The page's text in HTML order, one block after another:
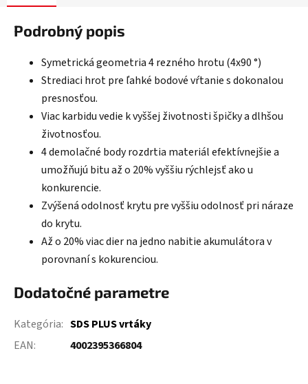
Podrobný popis
Symetrická geometria 4 rezného hrotu (4x90 °)
Strediaci hrot pre ľahké bodové vŕtanie s dokonalou
presnosťou.
Viac karbidu vedie k vyššej životnosti špičky a dlhšou
životnosťou.
4 demolačné body rozdrtia materiál efektívnejšie a
umožňujú bitu až o 20% vyššiu rýchlejsť ako u
konkurencie.
Zvýšená odolnosť krytu pre vyššiu odolnosť pri náraze
do krytu.
Až o 20% viac dier na jedno nabitie akumulátora v
porovnaní s kokurenciou.
Dodatočné parametre
Kategória: SDS PLUS vrtáky
EAN: 4002395366804